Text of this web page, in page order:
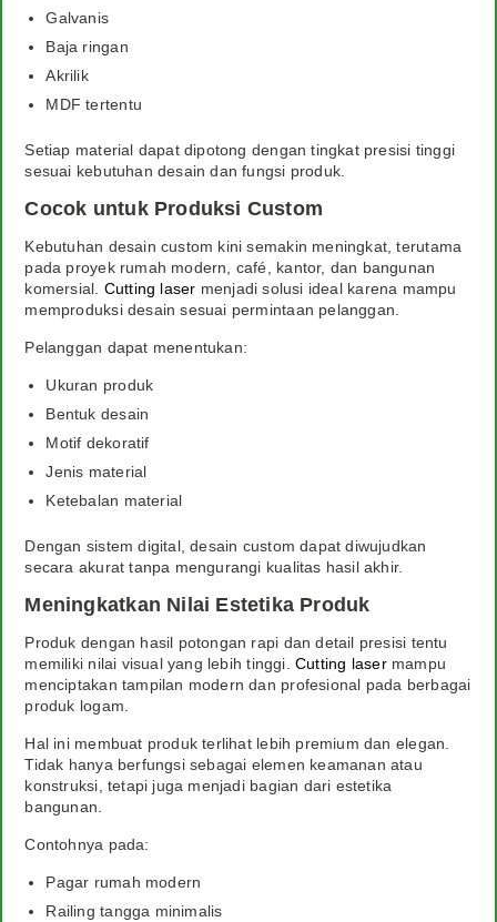
Galvanis
Baja ringan
Akrilik
MDF tertentu
Setiap material dapat dipotong dengan tingkat presisi tinggi
sesuai kebutuhan desain dan fungsi produk.
Cocok untuk Produksi Custom
Kebutuhan desain custom kini semakin meningkat, terutama
pada proyek rumah modern, café, kantor, dan bangunan
komersial. Cutting laser menjadi solusi ideal karena mampu
memproduksi desain sesuai permintaan pelanggan.
Pelanggan dapat menentukan:
Ukuran produk
Bentuk desain
Motif dekoratif
Jenis material
Ketebalan material
Dengan sistem digital, desain custom dapat diwujudkan
secara akurat tanpa mengurangi kualitas hasil akhir.
Meningkatkan Nilai Estetika Produk
Produk dengan hasil potongan rapi dan detail presisi tentu
memiliki nilai visual yang lebih tinggi.Cutting lasermampu
menciptakan tampilan modern dan profesional pada berbagai
produk logam.
Hal ini membuat produk terlihat lebih premium dan elegan.
Tidak hanya berfungsi sebagai elemen keamanan atau
konstruksi, tetapi juga menjadi bagian dari estetika
bangunan.
Contohnya pada:
Pagar rumah modern
Railing tangga minimalis